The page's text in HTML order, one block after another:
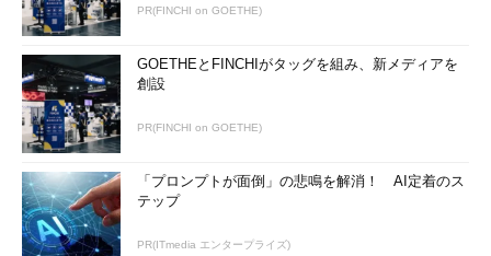
この「不明なアカウント」は実際には不明ではなく、実在する
ものです。そのため、安易に削除してはいけません。通常、設定
済みのセキュリティ設定では、簡単にはエントリを削除できませ
ん。しかし、何らかの方法で削除すると、アプリの実行に影響が
出る可能性があります。
AppContainerに関連するSIDとしては、名前が付いたものとし
て、次の2つのグループがあります。SIDは固定です。これらの
グループに対するアクセス権の設定は、Windows 8以降の標準イ
ンストールのあちこちで見つかります（後者は確かWindows 10
PR(FINCHI on GOETHE)
GOETHEとFINCHIがタッグを組み、新メディアを
創設
PR(FINCHI on GOETHE)
「プロンプトが面倒」の悲鳴を解消！ AI定着のス
テップ
PR(ITmedia エンタープライズ)